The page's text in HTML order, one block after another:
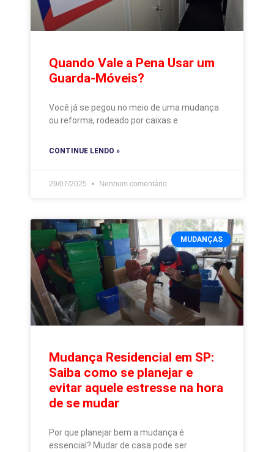
Quando Vale a Pena Usar um
Guarda-Móveis?
Você já se pegou no meio de uma mudança
ou reforma, rodeado por caixas e
CONTINUE LENDO »
29/07/2025 Nenhum comentário
MUDANÇAS
Mudança Residencial em SP:
Saiba como se planejar e
evitar aquele estresse na hora
de se mudar
Por que planejar bem a mudança é
essencial? Mudar de casa pode ser